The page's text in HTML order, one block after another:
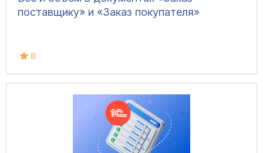
поставщику» и «Заказ покупателя»
8